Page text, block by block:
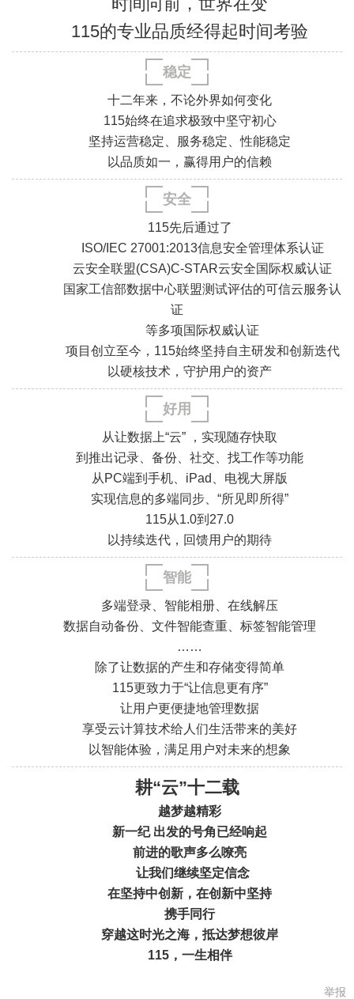
115的专业品质经得起时间考验
稳定
.
.
十二年来，不论外界如何变化
115始终在追求极致中坚守初心
坚持运营稳定、服务稳定、性能稳定
以品质如一，赢得用户的信赖
安全
.
.
.
.
115先后通过了
ISO/IEC 27001:2013信息安全管理体系认证
云安全联盟(CSA)C-STAR云安全国际权威认证
国家工信部数据中心联盟测试评估的可信云服务认
证
等多项国际权威认证
项目创立至今，115始终坚持自主研发和创新迭代
以硬核技术，守护用户的资产
好用
.
.
从让数据上“云” ，实现随存快取
到推出记录、备份、社交、找工作等功能
从PC端到手机、iPad、电视大屏版
实现信息的多端同步、“所见即所得”
115从1.0到27.0
以持续迭代，回馈用户的期待
智能
.
.
.
.
多端登录、智能相册、在线解压
数据自动备份、文件智能查重、标签智能管理
……
除了让数据的产生和存储变得简单
115更致力于“让信息更有序”
让用户更便捷地管理数据
享受云计算技术给人们生活带来的美好
以智能体验，满足用户对未来的想象
耕“云”十二载
越梦越精彩
新一纪 出发的号角已经响起
前进的歌声多么嘹亮
让我们继续坚定信念
在坚持中创新， 在创新中坚持
携手同行
穿越这时光之海， 抵达梦想彼岸
115，一生相伴
举报